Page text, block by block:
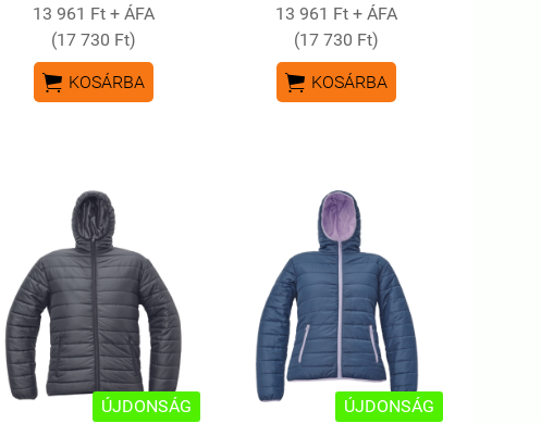
13 961 Ft + ÁFA
(17 730 Ft)
 KOSÁRBA
13 961 Ft + ÁFA
(17 730 Ft)
 KOSÁRBA
ÚJDONSÁG ÚJDONSÁG